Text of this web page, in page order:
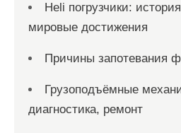
Heli погрузчики:
мировые достижения
Причины запотевания
Грузоподъёмные
диагностика, ремонт